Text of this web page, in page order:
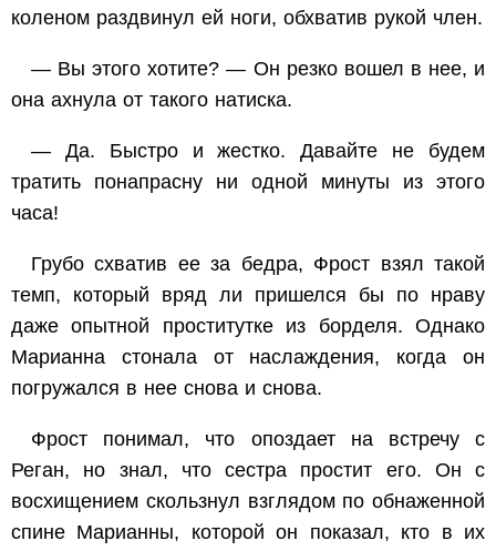
коленом раздвинул ей ноги, обхватив рукой член.
— Вы этого хотите? — Он резко вошел в нее, и
она ахнула от такого натиска.
— Да. Быстро и жестко. Давайте не будем
тратить понапрасну ни одной минуты из этого
часа!
Грубо схватив ее за бедра, Фрост взял такой
темп, который вряд ли пришелся бы по нраву
даже опытной проститутке из борделя. Однако
Марианна стонала от наслаждения, когда он
погружался в нее снова и снова.
Фрост понимал, что опоздает на встречу с
Реган, но знал, что сестра простит его. Он с
восхищением скользнул взглядом по обнаженной
спине Марианны, которой он показал, кто в их